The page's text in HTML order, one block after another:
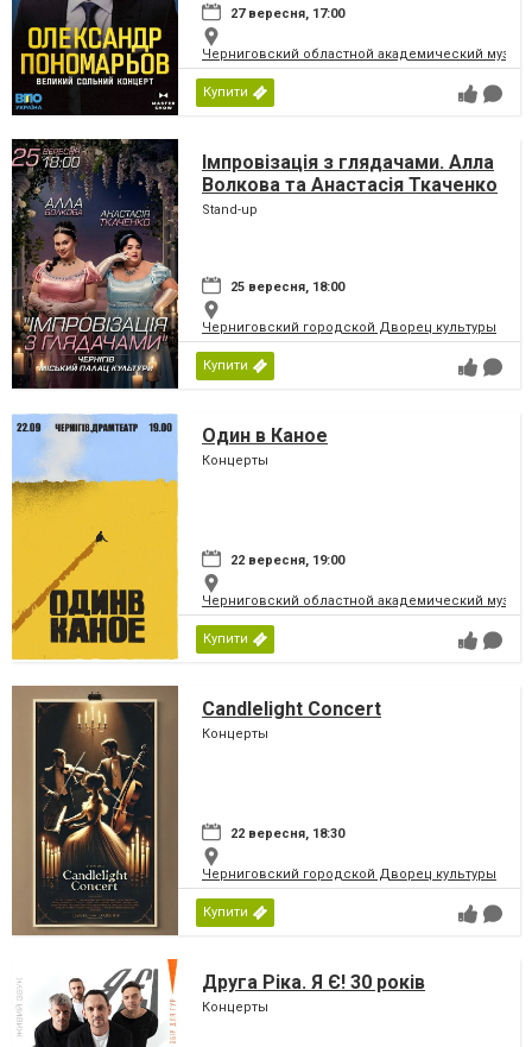
27 вересня, 17:00
Черниговский областной академический
Купити
Імпровізація з глядачами. Алла
Волкова та Анастасія Ткаченко
Stand-up
25 вересня, 18:00
Черниговский городской Дворец культуры
Купити
Один в Каное
Концерты
22 вересня, 19:00
Черниговский областной академический
Купити
Candlelight Concert
Концерты
22 вересня, 18:30
Черниговский городской Дворец культуры
Купити
Друга Ріка. Я Є! 30 років
Концерты